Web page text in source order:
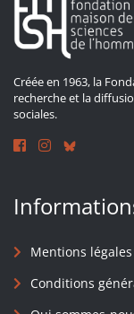
Créée en 1963, la
recherche et la
sociales.
Mentions légales
Conditions